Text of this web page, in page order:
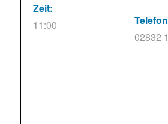
Zeit:
11:00
Telefon
02832